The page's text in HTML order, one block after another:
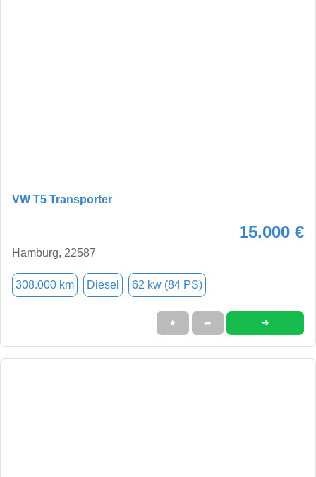
VW T5 Transporter
15.000 €
Hamburg, 22587
308.000 km Diesel 62 kw (84 PS)
★ ➦ ➜